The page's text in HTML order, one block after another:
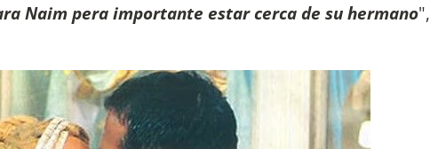
Naim pera importante estar cerca de su hermano",